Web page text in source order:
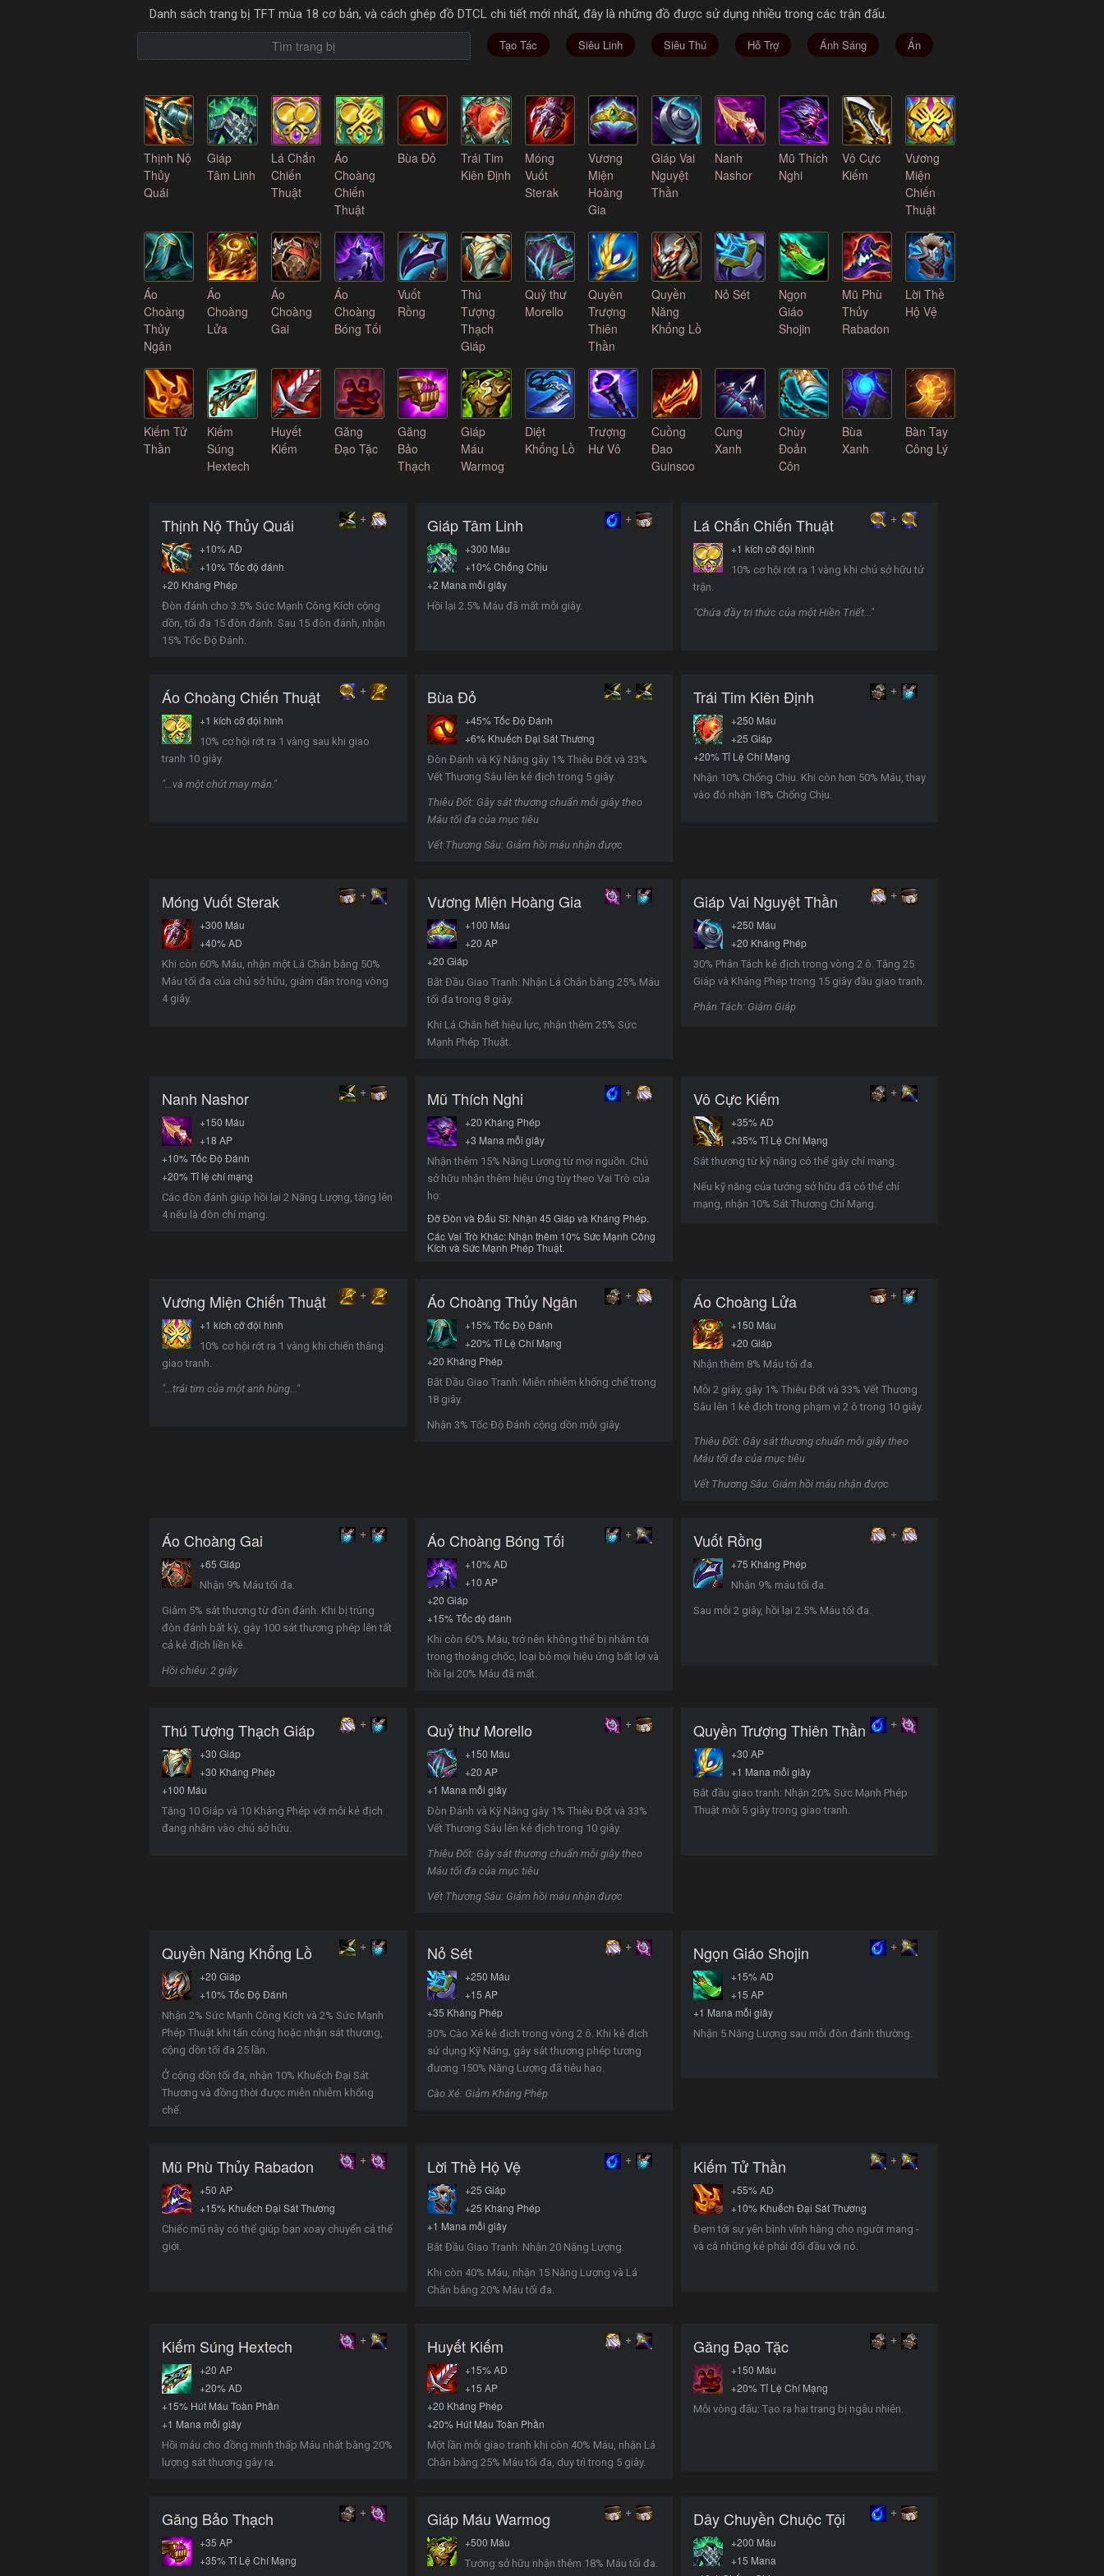
Danh sách trang bị TFT mùa 18 cơ bản, và cách ghép đồ DTCL chi tiết mới nhất, đây là những đồ được sử dụng nhiều trong các trận đấu.
Tạo Tác Siêu Linh Siêu Thú Hỗ Trợ Ánh Sáng Ấn
Thịnh Nộ
Thủy
Quái
Giáp
Tâm Linh
Lá Chắn
Chiến
Thuật
Áo
Choàng
Chiến
Thuật
Bùa Đỏ
Trái Tim
Kiên Định
Móng
Vuốt
Sterak
Vương
Miện
Hoàng
Gia
Giáp Vai
Nguyệt
Thần
Nanh
Nashor
Mũ Thích
Nghi
Vô Cực
Kiếm
Vương
Miện
Chiến
Thuật
Áo
Choàng
Thủy
Ngân
Áo
Choàng
Lửa
Áo
Choàng
Gai
Áo
Choàng
Bóng Tối
Vuốt
Rồng
Thú
Tượng
Thạch
Giáp
Quỷ thư
Morello
Quyền
Trượng
Thiên
Thần
Quyền
Năng
Khổng Lồ
Nỏ Sét
Ngọn
Giáo
Shojin
Mũ Phù
Thủy
Rabadon
Lời Thề
Hộ Vệ
Kiếm Tử
Thần
Kiếm
Súng
Hextech
Huyết
Kiếm
Găng
Đạo Tặc
Găng
Bảo
Thạch
Giáp
Máu
Warmog
Diệt
Khổng Lồ
Trượng
Hư Vô
Cuồng
Đao
Guinsoo
Cung
Xanh
Chùy
Đoản
Côn
Bùa
Xanh
Bàn Tay
Công Lý
Thịnh Nộ Thủy Quái +
+10% AD
+10% Tốc độ đánh
+20 Kháng Phép
Đòn đánh cho 3.5% Sức Mạnh Công Kích cộng
dồn, tối đa 15 đòn đánh. Sau 15 đòn đánh, nhận
15% Tốc Độ Đánh.
Giáp Tâm Linh +
+300 Máu
+10% Chống Chịu
+2 Mana mỗi giây
Hồi lại 2.5% Máu đã mất mỗi giây.
Lá Chắn Chiến Thuật +
+1 kích cỡ đội hình
10% cơ hội rớt ra 1 vàng khi chủ sở hữu tử
trận.
"Chứa đầy tri thức của một Hiền Triết..."
Áo Choàng Chiến Thuật +
+1 kích cỡ đội hình
10% cơ hội rớt ra 1 vàng sau khi giao
tranh 10 giây.
"...và một chút may mắn."
Bùa Đỏ +
+45% Tốc Độ Đánh
+6% Khuếch Đại Sát Thương
Đòn Đánh và Kỹ Năng gây 1% Thiêu Đốt và 33%
Vết Thương Sâu lên kẻ địch trong 5 giây.
Thiêu Đốt: Gây sát thương chuẩn mỗi giây theo
Máu tối đa của mục tiêu
Vết Thương Sâu: Giảm hồi máu nhận được
Trái Tim Kiên Định +
+250 Máu
+25 Giáp
+20% Tỉ Lệ Chí Mạng
Nhận 10% Chống Chịu. Khi còn hơn 50% Máu, thay
vào đó nhận 18% Chống Chịu.
Móng Vuốt Sterak +
+300 Máu
+40% AD
Khi còn 60% Máu, nhận một Lá Chắn bằng 50%
Máu tối đa của chủ sở hữu, giảm dần trong vòng
4 giây.
Vương Miện Hoàng Gia +
+100 Máu
+20 AP
+20 Giáp
Bắt Đầu Giao Tranh: Nhận Lá Chắn bằng 25% Máu
tối đa trong 8 giây.
Khi Lá Chắn hết hiệu lực, nhận thêm 25% Sức
Mạnh Phép Thuật.
Giáp Vai Nguyệt Thần +
+250 Máu
+20 Kháng Phép
30% Phân Tách kẻ địch trong vòng 2 ô. Tăng 25
Giáp và Kháng Phép trong 15 giây đầu giao tranh.
Phân Tách: Giảm Giáp
Nanh Nashor +
+150 Máu
+18 AP
+10% Tốc Độ Đánh
+20% Tỉ lệ chí mạng
Các đòn đánh giúp hồi lại 2 Năng Lượng, tăng lên
4 nếu là đòn chí mạng.
Mũ Thích Nghi +
+20 Kháng Phép
+3 Mana mỗi giây
Nhận thêm 15% Năng Lượng từ mọi nguồn. Chủ
sở hữu nhận thêm hiệu ứng tùy theo Vai Trò của
họ:
Đỡ Đòn và Đấu Sĩ: Nhận 45 Giáp và Kháng Phép.
Các Vai Trò Khác: Nhận thêm 10% Sức Mạnh Công
Kích và Sức Mạnh Phép Thuật.
Vô Cực Kiếm +
+35% AD
+35% Tỉ Lệ Chí Mạng
Sát thương từ kỹ năng có thể gây chí mạng.
Nếu kỹ năng của tướng sở hữu đã có thể chí
mạng, nhận 10% Sát Thương Chí Mạng.
Vương Miện Chiến Thuật +
+1 kích cỡ đội hình
10% cơ hội rớt ra 1 vàng khi chiến thắng
giao tranh.
"...trái tim của một anh hùng..."
Áo Choàng Thủy Ngân +
+15% Tốc Độ Đánh
+20% Tỉ Lệ Chí Mạng
+20 Kháng Phép
Bắt Đầu Giao Tranh: Miễn nhiễm khống chế trong
18 giây.
Nhận 3% Tốc Độ Đánh cộng dồn mỗi giây.
Áo Choàng Lửa +
+150 Máu
+20 Giáp
Nhận thêm 8% Máu tối đa.
Mỗi 2 giây, gây 1% Thiêu Đốt và 33% Vết Thương
Sâu lên 1 kẻ địch trong phạm vi 2 ô trong 10 giây.
Thiêu Đốt: Gây sát thương chuẩn mỗi giây theo
Máu tối đa của mục tiêu
Vết Thương Sâu: Giảm hồi máu nhận được
Áo Choàng Gai +
+65 Giáp
Nhận 9% Máu tối đa.
Giảm 5% sát thương từ đòn đánh. Khi bị trúng
đòn đánh bất kỳ, gây 100 sát thương phép lên tất
cả kẻ địch liền kề.
Hồi chiêu: 2 giây
Áo Choàng Bóng Tối +
+10% AD
+10 AP
+20 Giáp
+15% Tốc độ đánh
Khi còn 60% Máu, trở nên không thể bị nhắm tới
trong thoáng chốc, loại bỏ mọi hiệu ứng bất lợi và
hồi lại 20% Máu đã mất.
Vuốt Rồng +
+75 Kháng Phép
Nhận 9% máu tối đa.
Sau mỗi 2 giây, hồi lại 2.5% Máu tối đa.
Thú Tượng Thạch Giáp +
+30 Giáp
+30 Kháng Phép
+100 Máu
Tăng 10 Giáp và 10 Kháng Phép với mỗi kẻ địch
đang nhắm vào chủ sở hữu.
Quỷ thư Morello +
+150 Máu
+20 AP
+1 Mana mỗi giây
Đòn Đánh và Kỹ Năng gây 1% Thiêu Đốt và 33%
Vết Thương Sâu lên kẻ địch trong 10 giây.
Thiêu Đốt: Gây sát thương chuẩn mỗi giây theo
Máu tối đa của mục tiêu
Vết Thương Sâu: Giảm hồi máu nhận được
Quyền Trượng Thiên Thần +
+30 AP
+1 Mana mỗi giây
Bắt đầu giao tranh: Nhận 20% Sức Mạnh Phép
Thuật mỗi 5 giây trong giao tranh.
Quyền Năng Khổng Lồ +
+20 Giáp
+10% Tốc Độ Đánh
Nhận 2% Sức Mạnh Công Kích và 2% Sức Mạnh
Phép Thuật khi tấn công hoặc nhận sát thương,
cộng dồn tối đa 25 lần.
Ở cộng dồn tối đa, nhận 10% Khuếch Đại Sát
Thương và đồng thời được miễn nhiễm khống
chế.
Nỏ Sét +
+250 Máu
+15 AP
+35 Kháng Phép
30% Cào Xé kẻ địch trong vòng 2 ô. Khi kẻ địch
sử dụng Kỹ Năng, gây sát thương phép tương
đương 150% Năng Lượng đã tiêu hao.
Cào Xé: Giảm Kháng Phép
Ngọn Giáo Shojin +
+15% AD
+15 AP
+1 Mana mỗi giây
Nhận 5 Năng Lượng sau mỗi đòn đánh thường.
Mũ Phù Thủy Rabadon +
+50 AP
+15% Khuếch Đại Sát Thương
Chiếc mũ này có thể giúp bạn xoay chuyển cả thế
giới.
Lời Thề Hộ Vệ +
+25 Giáp
+25 Kháng Phép
+1 Mana mỗi giây
Bắt Đầu Giao Tranh: Nhận 20 Năng Lượng.
Khi còn 40% Máu, nhận 15 Năng Lượng và Lá
Chắn bằng 20% Máu tối đa.
Kiếm Tử Thần +
+55% AD
+10% Khuếch Đại Sát Thương
Đem tới sự yên bình vĩnh hằng cho người mang -
và cả những kẻ phải đối đầu với nó.
Kiếm Súng Hextech +
+20 AP
+20% AD
+15% Hút Máu Toàn Phần
+1 Mana mỗi giây
Hồi máu cho đồng minh thấp Máu nhất bằng 20%
lượng sát thương gây ra.
Huyết Kiếm +
+15% AD
+15 AP
+20 Kháng Phép
+20% Hút Máu Toàn Phần
Một lần mỗi giao tranh khi còn 40% Máu, nhận Lá
Chắn bằng 25% Máu tối đa, duy trì trong 5 giây.
Găng Đạo Tặc +
+150 Máu
+20% Tỉ Lệ Chí Mạng
Mỗi vòng đấu: Tạo ra hai trang bị ngẫu nhiên.
Găng Bảo Thạch +
+35 AP
+35% Tỉ Lệ Chí Mạng
Giáp Máu Warmog +
+500 Máu
Tướng sở hữu nhận thêm 18% Máu tối đa.
Dây Chuyền Chuộc Tội +
+200 Máu
+15 Mana